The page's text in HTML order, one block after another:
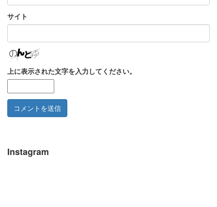
サイト
上に表示された文字を入力してください。
Instagram